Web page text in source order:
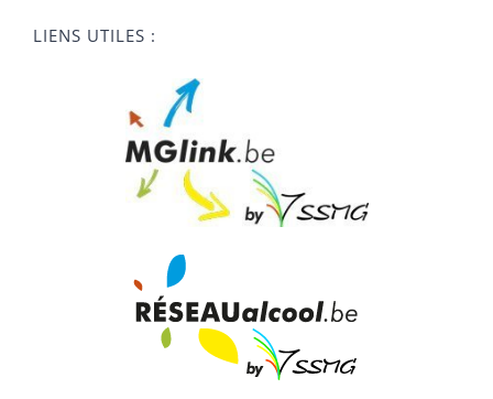
LIENS UTILES :